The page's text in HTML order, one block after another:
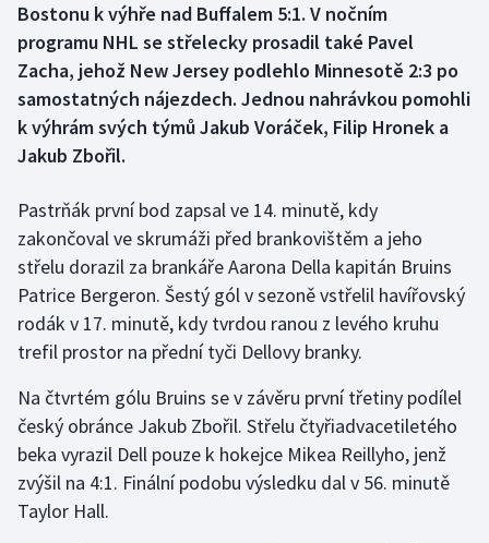
Box
Curling
Dostihy
Futsal
Golf
Gymnastika
Jezdectví
Judo
Bostonu k výhře nad Buffalem 5:1. V nočním
programu NHL se střelecky prosadil také Pavel
Zacha, jehož New Jersey podlehlo Minnesotě 2:3 po
samostatných nájezdech. Jednou nahrávkou pomohli
k výhrám svých týmů Jakub Voráček, Filip Hronek a
Jakub Zbořil.
Pastrňák první bod zapsal ve 14. minutě, kdy
zakončoval ve skrumáži před brankovištěm a jeho
střelu dorazil za brankáře Aarona Della kapitán Bruins
Patrice Bergeron. Šestý gól v sezoně vstřelil havířovský
rodák v 17. minutě, kdy tvrdou ranou z levého kruhu
trefil prostor na přední tyči Dellovy branky.
Na čtvrtém gólu Bruins se v závěru první třetiny podílel
český obránce Jakub Zbořil. Střelu čtyřiadvacetiletého
beka vyrazil Dell pouze k hokejce Mikea Reillyho, jenž
zvýšil na 4:1. Finální podobu výsledku dal v 56. minutě
Taylor Hall.